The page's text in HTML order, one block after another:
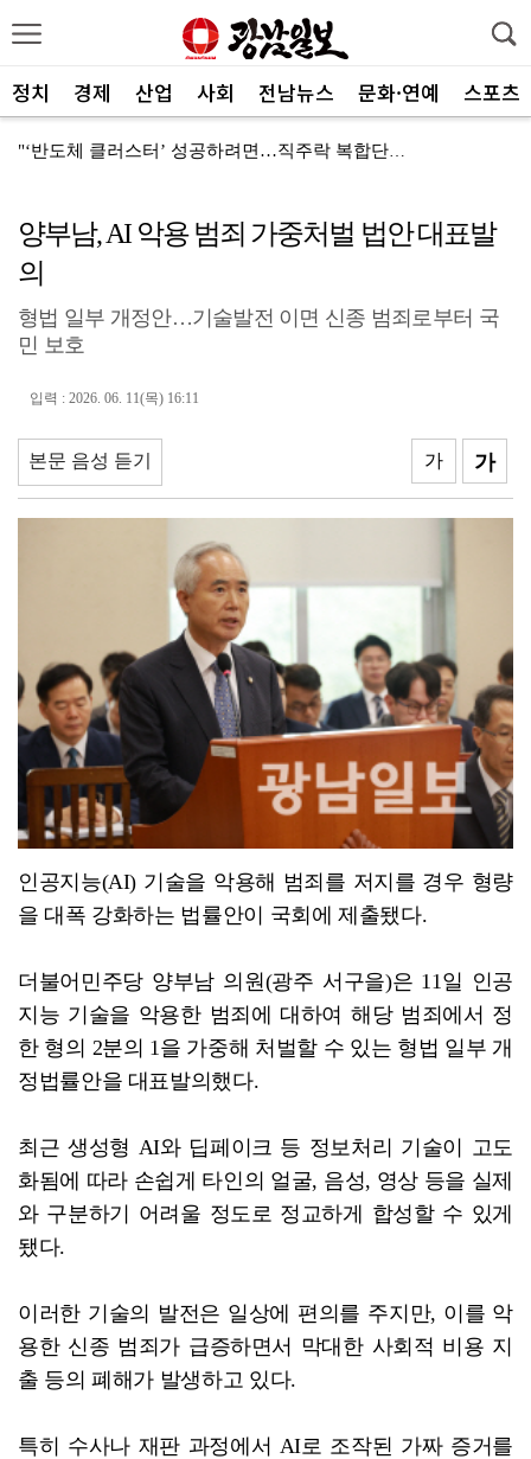
정치 경제 산업 사회 전남뉴스 문화·연예 스포츠
"‘반도체 클러스터’ 성공하려면…직주락 복합단지 구축"
반도체 산단 속도…광주 민간공항 무안이전도 빨라질 듯
"광주 5개 자치구 기능·권한 확대해야 불균형 해소"
폭염에 멈춘 무안공항 참사 재수색 10일 재개
[사설]강진 병영면 ‘도시재생 성공모델’된 이유
폭염·가뭄·고수온 비상…농·수협, 현장 지원 총력
[강소기업을 키우자] 궁전제과
양부남, AI 악용 범죄 가중처벌 법안 대표발
의
형법 일부 개정안…기술발전 이면 신종 범죄로부터 국
민 보호
입력 : 2026. 06. 11(목) 16:11
본문 음성 듣기 가
가
인공지능(AI) 기술을 악용해 범죄를 저지를 경우 형량
을 대폭 강화하는 법률안이 국회에 제출됐다.
더불어민주당 양부남 의원(광주 서구을)은 11일 인공
지능 기술을 악용한 범죄에 대하여 해당 범죄에서 정
한 형의 2분의 1을 가중해 처벌할 수 있는 형법 일부 개
정법률안을 대표발의했다.
최근 생성형 AI와 딥페이크 등 정보처리 기술이 고도
화됨에 따라 손쉽게 타인의 얼굴, 음성, 영상 등을 실제
와 구분하기 어려울 정도로 정교하게 합성할 수 있게
됐다.
이러한 기술의 발전은 일상에 편의를 주지만, 이를 악
용한 신종 범죄가 급증하면서 막대한 사회적 비용 지
출 등의 폐해가 발생하고 있다.
특히 수사나 재판 과정에서 AI로 조작된 가짜 증거를